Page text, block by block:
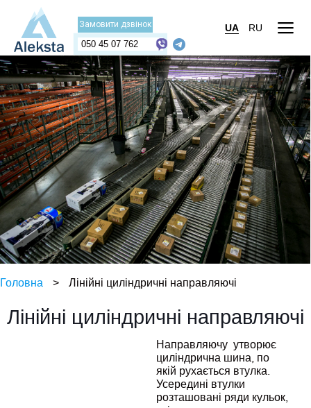
Замовити дзвінок
050 45 07 762
UA RU
Головна > Лінійні циліндричні направляючі
Лінійні циліндричні направляючі
Направляючу утворює
циліндрична шина, по
якій рухається втулка.
Усередині втулки
розташовані ряди кульок,